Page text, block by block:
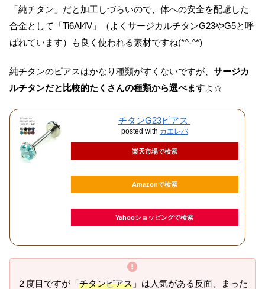
「純チタン」だと加工しづらいので、体への安全を配慮した
合金として「Ti6Al4V」（よくサージカルチタンG23やG5と呼
ばれています）も良く使われる素材ですね(*^-^*)
純チタンのピアスはかなり種類がすくないですが、 サージカ
ルチタンだと比較的たくさんの種類から選べますよ☆
チタンG23ピアス
posted with カエレバ
楽天市場で検索
Amazonで検索
Yahooショッピングで検索
２度目ですが「チタンピアス 」は人気がある反面、まった